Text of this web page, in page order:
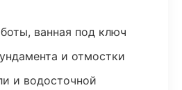
ванная под ключ
и отмостки
и водосточной